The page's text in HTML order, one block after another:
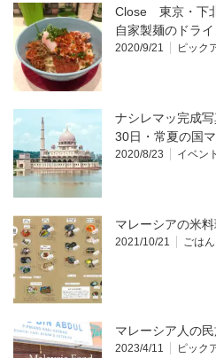
Close 東京・下
自家製麺のドラ
2020/9/21 ピック
ナシレマッ完成
30日・常夏の国
2020/8/23 イベント
マレーシアの米
2021/10/21 ごは
マレーシア人の
2023/4/11 ピック